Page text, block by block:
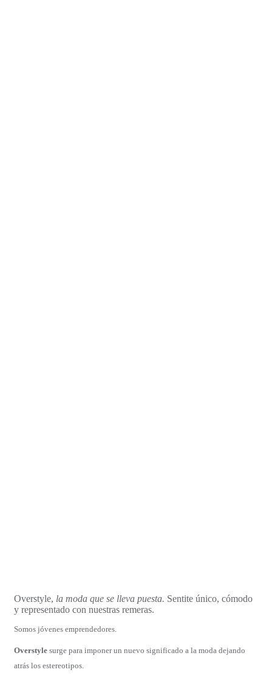
Overstyle, la moda que se lleva puesta. Sentite único, cómodo
y representado con nuestras remeras.
Somos jóvenes emprendedores.
Overstyle surge para imponer un nuevo significado a la moda dejando
atrás los estereotipos.